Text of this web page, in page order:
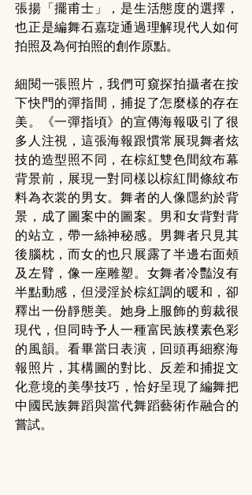
張揚「擺甫士」，是生活態度的選擇，
也正是編舞石嘉琁通過理解現代人如何
拍照及為何拍照的創作原點。
細閱一張照片，我們可窺探拍攝者在按
下快門的彈指間，捕捉了怎麼樣的存在
美。《一彈指頃》的宣傳海報吸引了很
多人注視，這張海報跟慣常展現舞者炫
技的造型照不同，在棕紅雙色間紋布幕
背景前，展現一對同樣以棕紅間條紋布
料為衣裳的男女。舞者的人像隱約於背
景，成了圖案中的圖案。男和女背對背
的站立，帶一絲神秘感。男舞者只見其
後腦枕，而女的也只展露了半邊右面頰
及左臂，像一座雕塑。女舞者冷豔沒有
半點動感，但浸淫於棕紅調的暖和，卻
釋出一份靜態美。她身上服飾的剪裁很
現代，但同時予人一種富民族樸素色彩
的風韻。看畢當日表演，回頭再細察海
報照片，其構圖的對比、反差和捕捉文
化意境的美學技巧，恰好呈現了編舞把
中國民族舞蹈與當代舞蹈藝術作融合的
嘗試。